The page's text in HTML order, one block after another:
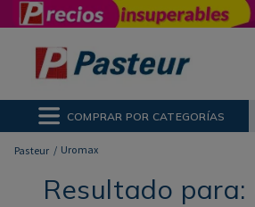
COMPRAR POR CATEGORÍAS
Uromax
Resultado para:
MÁS BUSCADOS
Solar